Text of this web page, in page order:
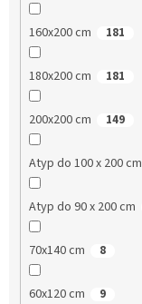
160x200 cm 181
180x200 cm 181
200x200 cm 149
Atyp do 100 x 200 cm
Atyp do 90 x 200 cm
70x140 cm 8
60x120 cm 9